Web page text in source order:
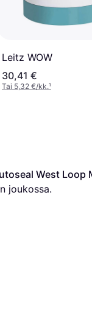
Leitz WOW
30,41 €
Tai 5,32 €/kk.¹
West Loop
joukossa.